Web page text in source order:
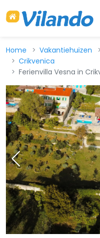
Home Vakantiehuizen
Crikvenica
Ferienvilla Vesna in